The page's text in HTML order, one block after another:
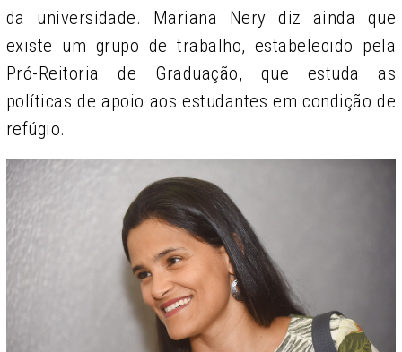
da universidade. Mariana Nery diz ainda que
existe um grupo de trabalho, estabelecido pela
Pró-Reitoria de Graduação, que estuda as
políticas de apoio aos estudantes em condição de
refúgio.